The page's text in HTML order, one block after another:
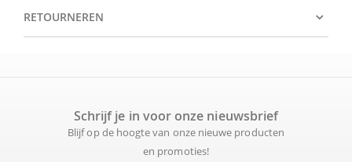
RETOURNEREN
Schrijf je in voor onze nieuwsbrief
Blijf op de hoogte van onze nieuwe producten
en promoties!